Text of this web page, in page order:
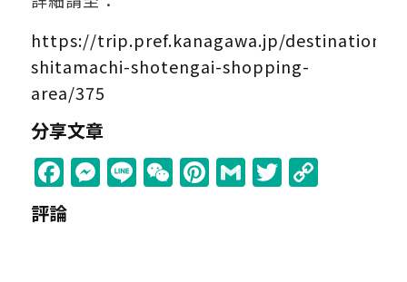
https://trip.pref.kanagawa.jp/destination/
shitamachi-shotengai-shopping-
area/375
分享文章
Facebook
Messenger
LineWeChat
Pinterest
GmailTwitter
Copy
評論